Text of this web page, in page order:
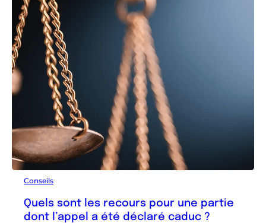
Conseils
Quels sont les recours pour une partie
dont l’appel a été déclaré caduc ?